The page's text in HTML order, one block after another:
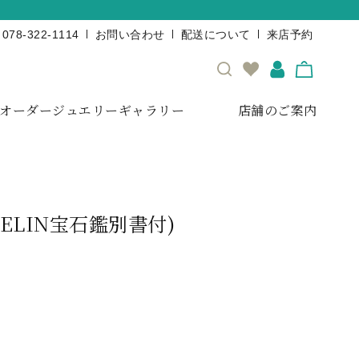
078-322-1114 お問い合わせ 配送について 来店予約
オーダージュエリーギャラリー 店舗のご案内
宝石鑑別書付)